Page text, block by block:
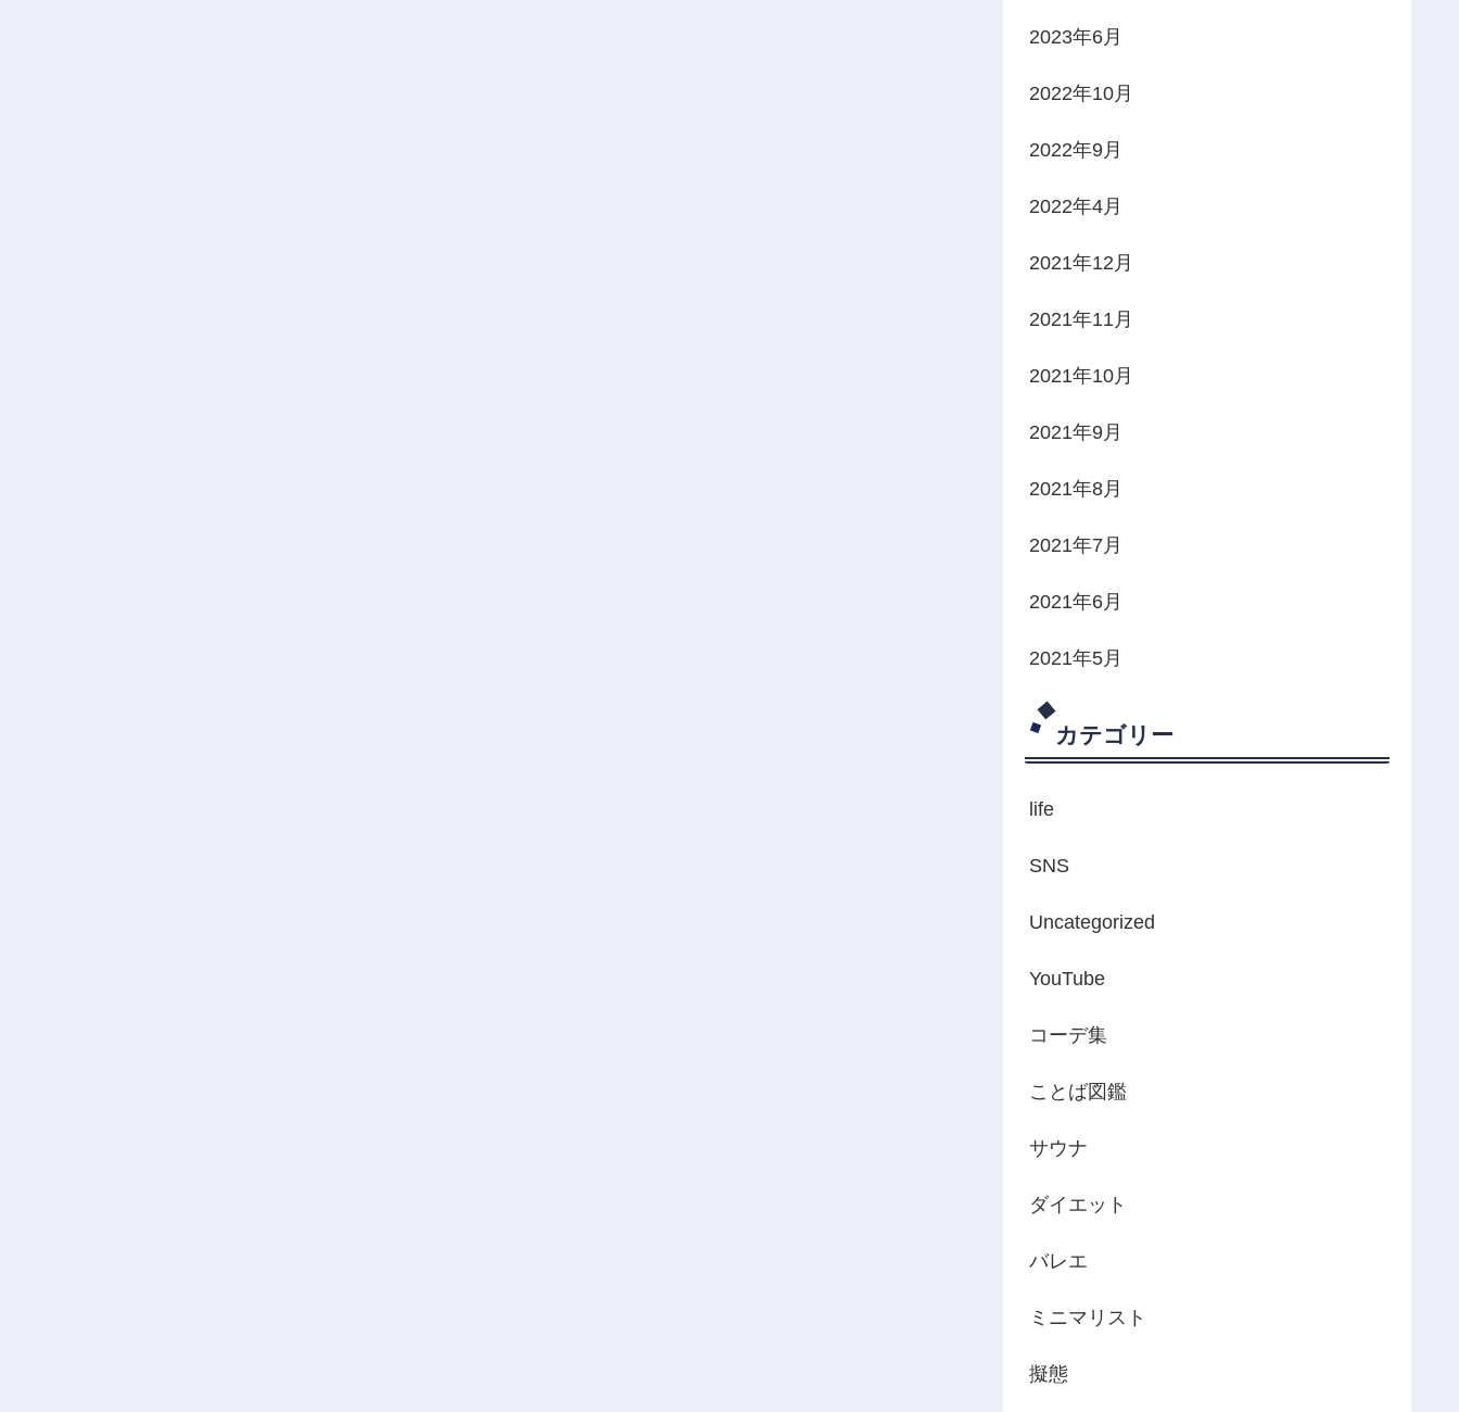
2023年6月
2022年10月
2022年9月
2022年4月
2021年12月
2021年11月
2021年10月
2021年9月
2021年8月
2021年7月
2021年6月
2021年5月
カテゴリー
life
SNS
Uncategorized
YouTube
コーデ集
ことば図鑑
サウナ
ダイエット
バレエ
ミニマリスト
擬態